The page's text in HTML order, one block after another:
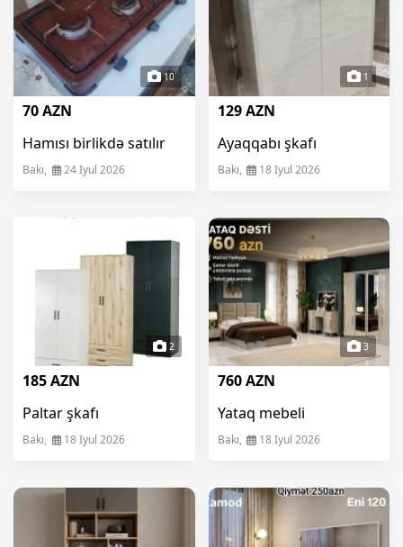
10
70 AZN
Hamısı birlikdə satılır
Bakı, 24 Iyul 2026
1
129 AZN
Ayaqqabı şkafı
Bakı, 18 Iyul 2026
2
185 AZN
Paltar şkafı
Bakı, 18 Iyul 2026
3
760 AZN
Yataq mebeli
Bakı, 18 Iyul 2026